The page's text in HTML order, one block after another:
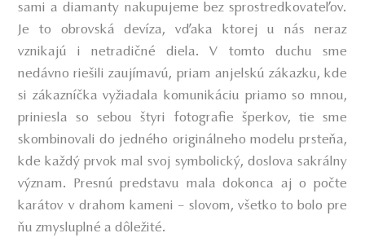
sami a diamanty nakupujeme bez sprostredkovateľov.
Je to obrovská devíza, vďaka ktorej u nás neraz
vznikajú i netradičné diela. V tomto duchu sme
nedávno riešili zaujímavú, priam anjelskú zákazku, kde
si zákazníčka vyžiadala komunikáciu priamo so mnou,
priniesla so sebou štyri fotografie šperkov, tie sme
skombinovali do jedného originálneho modelu prsteňa,
kde každý prvok mal svoj symbolický, doslova sakrálny
význam. Presnú predstavu mala dokonca aj o počte
karátov v drahom kameni – slovom, všetko to bolo pre
ňu zmysluplné a dôležité.